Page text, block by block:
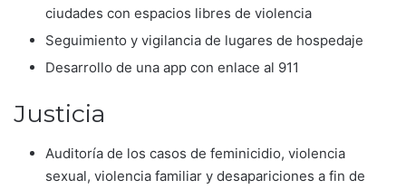
ciudades con espacios libres de violencia
Seguimiento y vigilancia de lugares de hospedaje
Desarrollo de una app con enlace al 911
Justicia
Auditoría de los casos de feminicidio, violencia
sexual, violencia familiar y desapariciones a fin de